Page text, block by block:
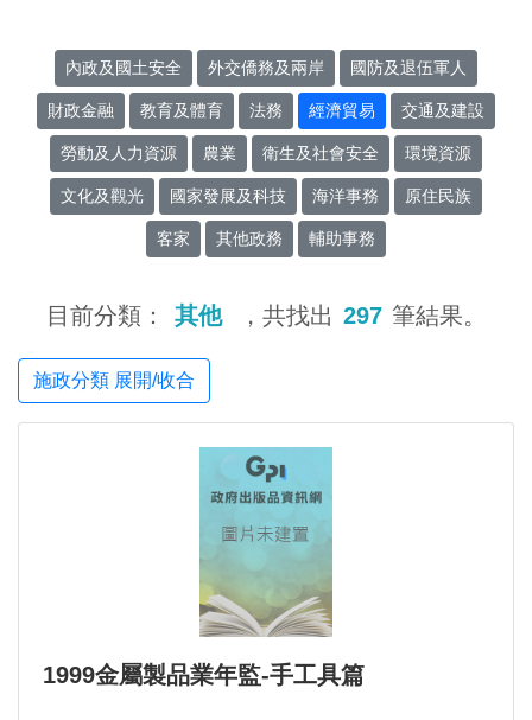
內政及國土安全 外交僑務及兩岸 國防及退伍軍人
財政金融 教育及體育 法務 經濟貿易 交通及建設
勞動及人力資源 農業 衛生及社會安全 環境資源
文化及觀光 國家發展及科技 海洋事務 原住民族
客家 其他政務 輔助事務
目前分類： 其他 ，共找出 297 筆結果。
施政分類 展開/收合
1999金屬製品業年監-手工具篇